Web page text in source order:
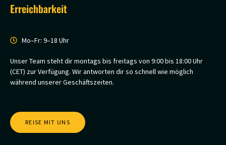
Erreichbarkeit
Mo–Fr: 9–18 Uhr
Unser Team steht dir montags bis freitags von 9:00 bis 18:00 Uhr
(CET) zur Verfügung. Wir antworten dir so schnell wie möglich
während unserer Geschäftszeiten.
REISE MIT UNS